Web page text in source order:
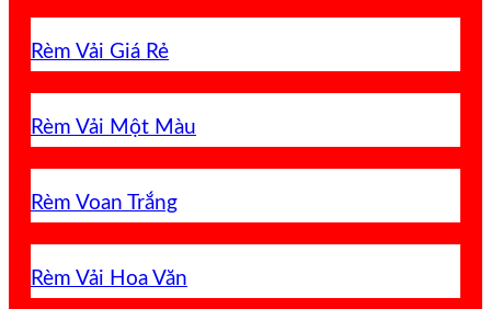
Rèm Vải Giá Rẻ
Rèm Vải Một Màu
Rèm Voan Trắng
Rèm Vải Hoa Văn